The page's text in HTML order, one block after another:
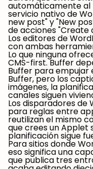
automáticamente al
servicio nativo de
new post" y "New
de acciones "Create
Los editores de
con ambas
Lo que ninguna
CMS-first. Buffer
Buffer para empujar
Buffer, pero los
imágenes, la
canales siguen
Los disparadores de
para reglas entre
reutilizan el mismo
que crees un Applet
planificación sigue
Para sitios donde
eso significa una
que publica tres